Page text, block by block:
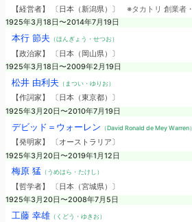
【経営者】 〔日本（新潟県）〕 ※タカトリ 創業者
1925年3月18日〜2014年7月19日
本行 節夫 （ほんぎょう・せつお）
【政治家】 〔日本（岡山県）〕
1925年3月18日〜2009年2月19日
松井 由利夫 （まつい・ゆりお）
【作詞家】 〔日本（東京都）〕
1925年3月20日〜2010年7月19日
デビッド＝ウォーレン （David Ronald de Mey Warren）
【発明家】 〔オーストラリア〕
1925年3月20日〜2019年1月12日
梅原 猛（うめはら・たけし）
【哲学者】 〔日本（宮城県）〕
1925年3月20日〜2008年7月5日
工藤 幸雄（くどう・ゆきお）